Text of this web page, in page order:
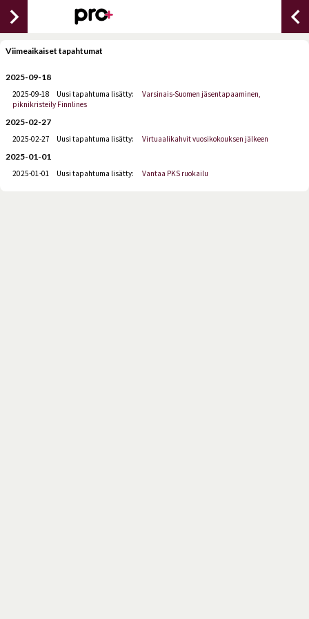
chevron_right chevron_left
Viimeaikaiset tapahtumat
2025-09-18
2025-09-18 Uusi tapahtuma lisätty:
Varsinais-Suomen jäsentapaaminen,
piknikristeily Finnlines
2025-02-27
2025-02-27 Uusi tapahtuma lisätty: Virtuaalikahvit vuosikokouksen jälkeen
2025-01-01
2025-01-01 Uusi tapahtuma lisätty: Vantaa PKS ruokailu